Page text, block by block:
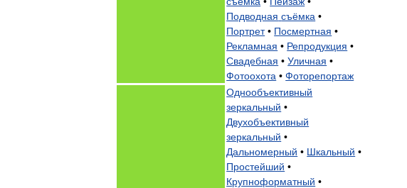
Подводная съёмка •
Портрет• Посмертная •
Рекламная • Репродукция •
Свадебная •Уличная •
Фотоохота •Фоторепортаж
Однообъективный
зеркальный •
Двухобъективный
зеркальный •
Дальномерный • Шкальный •
Простейший •
Крупноформатный •